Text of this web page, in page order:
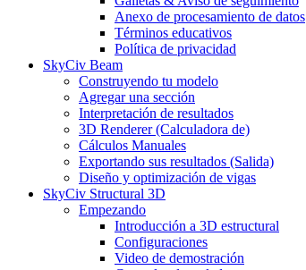
Anexo de procesamiento de datos
Términos educativos
Política de privacidad
SkyCiv Beam
Construyendo tu modelo
Agregar una sección
Interpretación de resultados
3D Renderer (Calculadora de)
Cálculos Manuales
Exportando sus resultados (Salida)
Diseño y optimización de vigas
SkyCiv Structural 3D
Empezando
Introducción a 3D estructural
Configuraciones
Video de demostración